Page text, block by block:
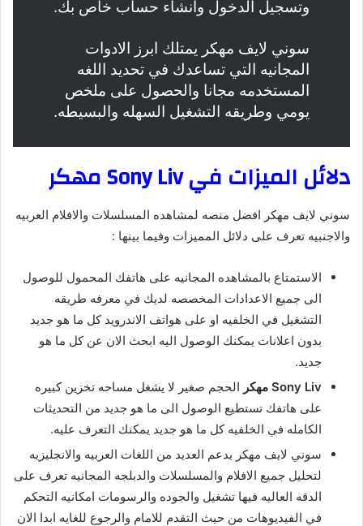
وتسجيل الدخول وانشاء حساب خاص بك.
سوني لايف مهكر يمتلك ابرز الادوات
المجانيه التي تساعدك في تحديد اللغه
المستخدمه مجانا والحصول على ملخص
يومي وطريقه التشغيل السهله والبسيطه.
دلائل الميزات في Sony Liv مهكر
سوني لايف مهكر افضل منصه لمشاهده المسلسلات والافلام العربيه
والاجنبيه تعرف على دلائل المميزات وفيما بينها :
الاستمتاع بالمشاهده المجانيه على هاتفك المحمول للوصول
الى جميع الاعدادات المخصصه لديك في معرفه طريقه
التشغيل في الخلفيه او على هواتف الاندرويد كل ما هو جديد
بدون اعلانات يمكنك الوصول اليه ابحث الان عن كل ما هو
جديد.
Sony Liv مهكر
الحجم صغير لا يشغل مساحه تخزين كبيره
على هاتفك تستطيع الوصول الى ما هو جديد من التحديثات
الكامله في الخلفيه كل ما هو جديد يمكنك التعرف عليه.
سوني لايف مهكر يدعم العديد من اللغات العربيه والانجليزيه
لتحليل جميع الافلام والمسلسلات والدبلجه المجانيه تعرف على
الدقه العاليه فيها تشغيل والجوده والرسومات امكانيه التحكم
في الفيديوهات من حيث التقدم للامام والرجوع للغايه ابدا الان